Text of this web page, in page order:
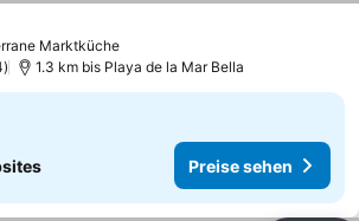
Marktküche
1.3 km bis Playa de la Mar Bella
Preise sehen